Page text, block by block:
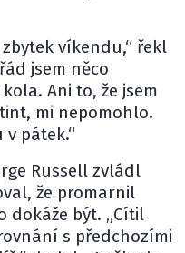
zbytek víkendu,“ řekl
jsem něco
Ani to, že jsem
mi nepomohlo.
pátek.“
Russell zvládl
že promarnil
dokáže být. „Cítil
s předchozími